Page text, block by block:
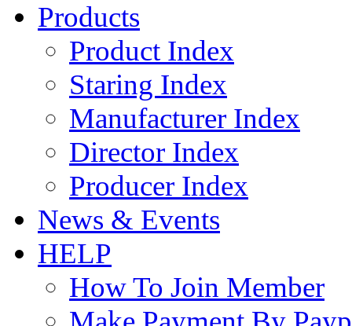
Products
Product Index
Staring Index
Manufacturer Index
Director Index
Producer Index
News & Events
HELP
How To Join Member